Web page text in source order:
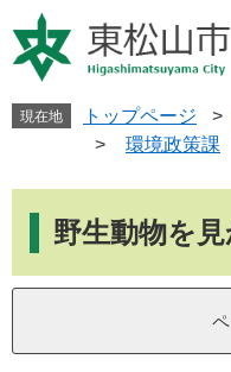
ー
ジ
す
ニ
ュ
し
へ
現在地 トップページ >
>
環境政策課
野生動物を